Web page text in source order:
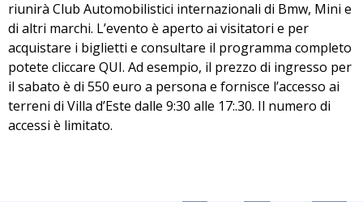
riunirà Club Automobilistici internazionali di Bmw, Mini e
di altri marchi. L’evento è aperto ai visitatori e per
acquistare i biglietti e consultare il programma completo
potete cliccare QUI. Ad esempio, il prezzo di ingresso per
il sabato è di 550 euro a persona e fornisce l’accesso ai
terreni di Villa d’Este dalle 9:30 alle 17:.30. Il numero di
accessi è limitato.